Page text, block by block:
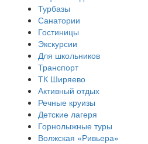
Турбазы
Санатории
Гостиницы
Экскурсии
Для школьников
Транспорт
ТК Ширяево
Активный отдых
Речные круизы
Детские лагеря
Горнолыжные туры
Волжская «Ривьера»